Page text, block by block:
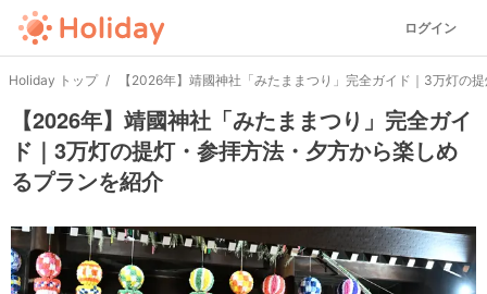
ログイン
Holiday トップ 【2026年】靖國神社「みたままつり」完全ガイド｜3万灯の
【2026年】靖國神社「みたままつり」完全ガイ
ド｜3万灯の提灯・参拝方法・夕方から楽しめ
るプランを紹介